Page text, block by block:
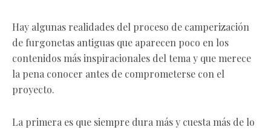
Hay algunas realidades del proceso de camperización
de furgonetas antiguas que aparecen poco en los
contenidos más inspiracionales del tema y que merece
la pena conocer antes de comprometerse con el
proyecto.
La primera es que siempre dura más y cuesta más de lo